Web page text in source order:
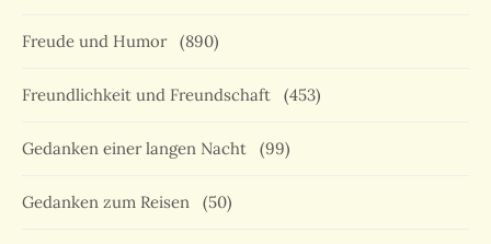
Freude und Humor (890)
Freundlichkeit und Freundschaft (453)
Gedanken einer langen Nacht (99)
Gedanken zum Reisen (50)